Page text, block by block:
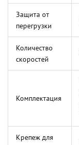
Защита от
перегрузки
Количество
скоростей
Комплектация
Крепеж для